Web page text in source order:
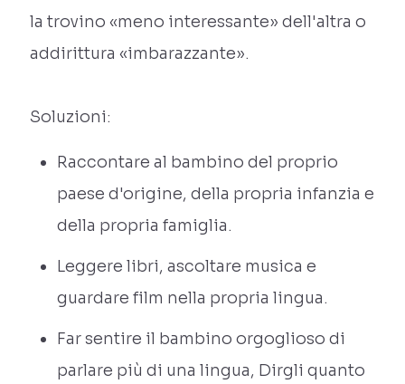
la trovino «meno interessante» dell'altra o
addirittura «imbarazzante».
Soluzioni:
Raccontare al bambino del proprio
paese d'origine, della propria infanzia e
della propria famiglia.
Leggere libri, ascoltare musica e
guardare film nella propria lingua.
Far sentire il bambino orgoglioso di
parlare più di una lingua, Dirgli quanto